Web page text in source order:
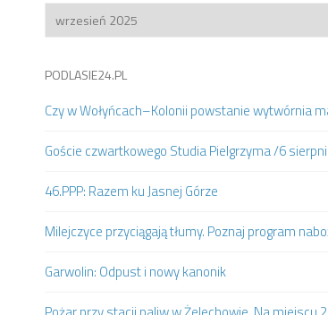
Archiwum
PODLASIE24.PL
Czy w Wołyńcach–Kolonii powstanie wytwórnia
Goście czwartkowego Studia Pielgrzyma /6
46.PPP: Razem ku Jasnej Górze
Milejczyce przyciągają tłumy. Poznaj program
Garwolin: Odpust i nowy kanonik